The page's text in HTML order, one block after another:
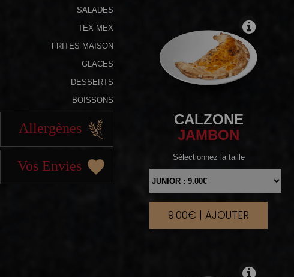
SALADES
TEX MEX
FRITES MAISON
GLACES
DESSERTS
BOISSONS
Allergènes
Vos Envies
CALZONE
JAMBON
Sélectionnez la taille
|
9.00€ | AJOUTER